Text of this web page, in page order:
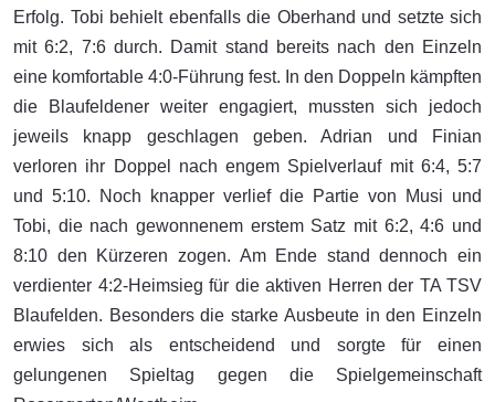
Erfolg. Tobi behielt ebenfalls die Oberhand und setzte sich
mit 6:2, 7:6 durch. Damit stand bereits nach den Einzeln
eine komfortable 4:0-Führung fest. In den Doppeln kämpften
die Blaufeldener weiter engagiert, mussten sich jedoch
jeweils knapp geschlagen geben. Adrian und Finian
verloren ihr Doppel nach engem Spielverlauf mit 6:4, 5:7
und 5:10. Noch knapper verlief die Partie von Musi und
Tobi, die nach gewonnenem erstem Satz mit 6:2, 4:6 und
8:10 den Kürzeren zogen. Am Ende stand dennoch ein
verdienter 4:2-Heimsieg für die aktiven Herren der TA TSV
Blaufelden. Besonders die starke Ausbeute in den Einzeln
erwies sich als entscheidend und sorgte für einen
gelungenen Spieltag gegen die Spielgemeinschaft